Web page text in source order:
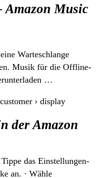
Amazon Music
Warteschlange
Musik für die Offline-
…
› display
der Amazon
das Einstellungen-
an. · Wähle